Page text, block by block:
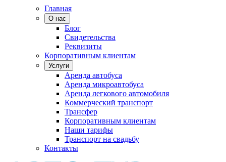
Главная
О нас
Блог
Свидетельства
Реквизиты
Корпоративным клиентам
Услуги
Аренда автобуса
Аренда микроавтобуса
Аренда легкового автомобиля
Коммерческий транспорт
Трансфер
Корпоративным клиентам
Наши тарифы
Транспорт на свадьбу
Контакты